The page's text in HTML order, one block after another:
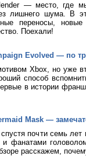
— место, где
лишнего шума. В
переносы,
Поехали!
Evolved — по
Xbox, но уже
способ
в истории
Mask —
почти семь
и фанатами
расскажем,